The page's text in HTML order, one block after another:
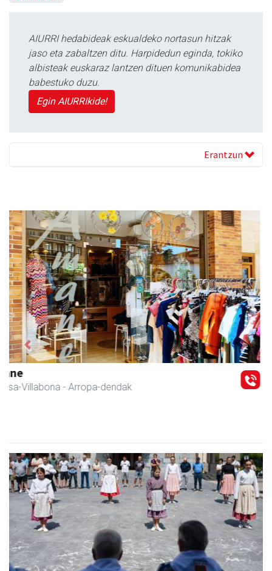
AIURRI hedabideak eskualdeko nortasun hitzak
jaso eta zabaltzen ditu. Harpidedun eginda, tokiko
albisteak euskaraz lantzen dituen komunikabidea
babestuko duzu.
Egin AIURRIkide!
Erantzun
Larraulgo herri ostatua
Larraul - Jatetxeak
Previous Next